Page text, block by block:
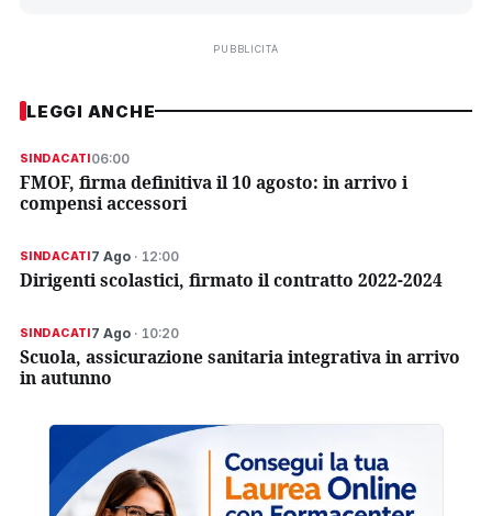
PUBBLICITÀ
LEGGI ANCHE
SINDACATI06:00
FMOF, firma definitiva il 10 agosto: in arrivo i
compensi accessori
SINDACATI7 Ago· 12:00
Dirigenti scolastici, firmato il contratto 2022-2024
SINDACATI7 Ago· 10:20
Scuola, assicurazione sanitaria integrativa in arrivo
in autunno